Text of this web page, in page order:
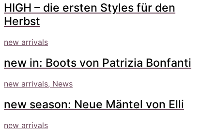
HIGH – die ersten Styles für den
Herbst
new arrivals
new in: Boots von Patrizia Bonfanti
new arrivals, News
new season: Neue Mäntel von Elli
new arrivals